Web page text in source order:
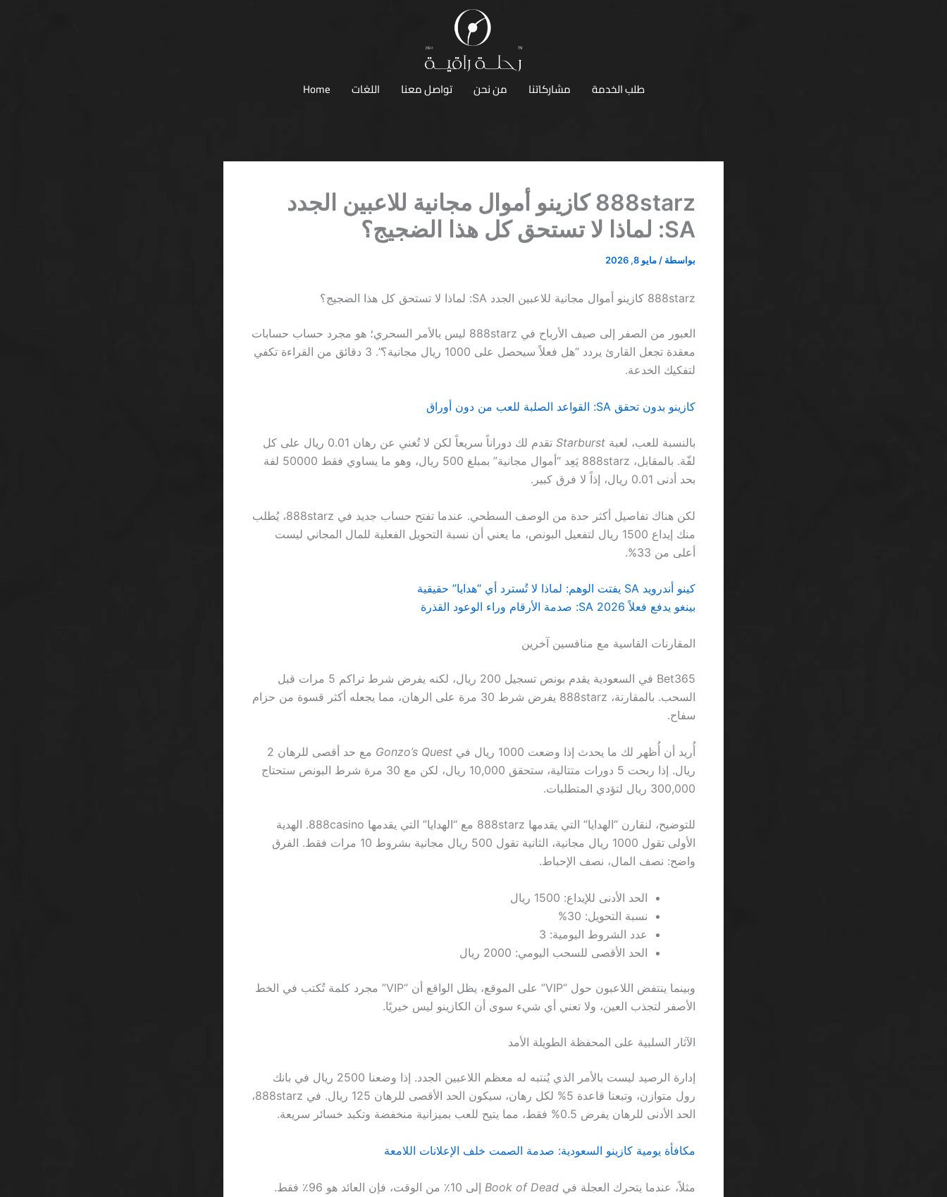
طلب الخدمة مشاركاتنا من نحن تواصل معنا اللغات Home
888starz كازينو أموال مجانية للاعبين الجدد
SA: لماذا لا تستحق كل هذا الضجيج؟
بواسطة / مايو 8, 2026
888starz كازينو أموال مجانية للاعبين الجدد SA: لماذا لا تستحق كل هذا الضجيج؟
العبور من الصفر إلى صيف الأرباح في 888starz ليس بالأمر السحري؛ هو مجرد حساب حسابات
معقدة تجعل القارئ يردد “هل فعلاً سيحصل على 1000 ريال مجانية؟”. 3 دقائق من القراءة تكفي
لتفكيك الخدعة.
كازينو بدون تحقق SA: القواعد الصلبة للعب من دون أوراق
بالنسبة للعب، لعبة Starburst
تقدم لك دوراناً سريعاً لكن لا تُغني عن رهان 0.01 ريال على كل
لفّة. بالمقابل، 888starz يَعِد “أموال مجانية” بمبلغ 500 ريال، وهو ما يساوي فقط 50000 لفة
بحد أدنى 0.01 ريال، إذاً لا فرق كبير.
لكن هناك تفاصيل أكثر حدة من الوصف السطحي. عندما تفتح حساب جديد في 888starz، يُطلب
منك إيداع 1500 ريال لتفعيل البونص، ما يعني أن نسبة التحويل الفعلية للمال المجاني ليست
أعلى من 33%.
كينو أندرويد SA يفتت الوهم: لماذا لا تُسترد أي “هدايا” حقيقية
بينغو يدفع فعلاً 2026 SA: صدمة الأرقام وراء الوعود القذرة
المقارنات القاسية مع منافسين آخرين
Bet365 في السعودية يقدم بونص تسجيل 200 ريال، لكنه يفرض شرط تراكم 5 مرات قبل
السحب. بالمقارنة، 888starz يفرض شرط 30 مرة على الرهان، مما يجعله أكثر قسوة من حزام
سفاح.
أُريد أن أُظهر لك ما يحدث إذا وضعت 1000 ريال في Gonzo’s Quest
مع حد أقصى للرهان 2
ريال. إذا ربحت 5 دورات متتالية، ستحقق 10,000 ريال، لكن مع 30 مرة شرط البونص ستحتاج
300,000 ريال لتؤدي المتطلبات.
للتوضيح، لنقارن “الهدايا” التي يقدمها 888starz مع “الهدايا” التي يقدمها 888casino. الهدية
الأولى تقول 1000 ريال مجانية، الثانية تقول 500 ريال مجانية بشروط 10 مرات فقط. الفرق
واضح: نصف المال، نصف الإحباط.
الحد الأدنى للإيداع: 1500 ريال
نسبة التحويل: 30%
عدد الشروط اليومية: 3
الحد الأقصى للسحب اليومي: 2000 ريال
وبينما ينتفض اللاعبون حول “VIP” على الموقع، يظل الواقع أن “VIP” مجرد كلمة تُكتب في الخط
الأصفر لتجذب العين، ولا تعني أي شيء سوى أن الكازينو ليس خيريًا.
الآثار السلبية على المحفظة الطويلة الأمد
إدارة الرصيد ليست بالأمر الذي يُنتبه له معظم اللاعبين الجدد. إذا وضعنا 2500 ريال في بانك
رول متوازن، وتبعنا قاعدة 5% لكل رهان، سيكون الحد الأقصى للرهان 125 ريال. في 888starz،
الحد الأدنى للرهان يفرض 0.5% فقط، مما يتيح للعب بميزانية منخفضة وتكبد خسائر سريعة.
مكافأة يومية كازينو السعودية: صدمة الصمت خلف الإعلانات اللامعة
مثلاً، عندما يتحرك العجلة في Book of Dead
إلى 10٪ من الوقت، فإن العائد هو 96٪ فقط.